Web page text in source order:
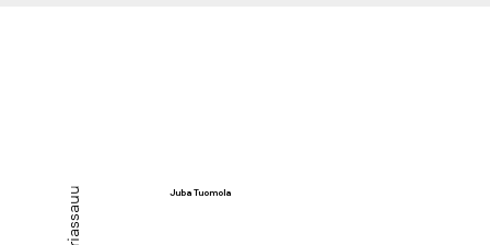
Juba Tuomola